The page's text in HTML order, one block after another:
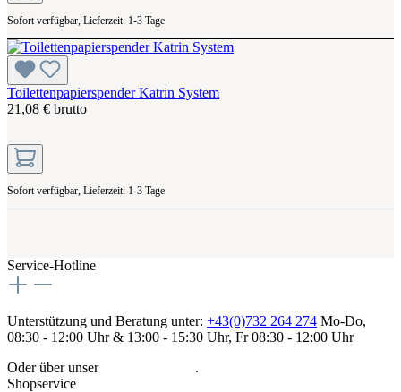
Sofort verfügbar, Lieferzeit: 1-3 Tage
Toilettenpapierspender Katrin System
21,08 € brutto
Sofort verfügbar, Lieferzeit: 1-3 Tage
Service-Hotline
Unterstützung und Beratung unter: +43(0)732 264 274 Mo-Do,
08:30 - 12:00 Uhr & 13:00 - 15:30 Uhr, Fr 08:30 - 12:00 Uhr
Oder über unser
.
Shopservice